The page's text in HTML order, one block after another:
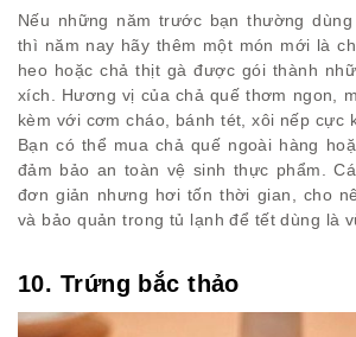
Nếu những năm trước bạn thường
thì năm nay hãy thêm một món mới là
heo hoặc chả thịt gà được gói thành
xích. Hương vị của chả quế thơm ngon,
kèm với cơm cháo, bánh tét, xôi nếp cực
Bạn có thể mua chả quế ngoài hàng
đảm bảo an toàn vệ sinh thực phẩm.
đơn giản nhưng hơi tốn thời gian, cho
và bảo quản trong tủ lạnh để tết dùng là
10. Trứng bắc thảo